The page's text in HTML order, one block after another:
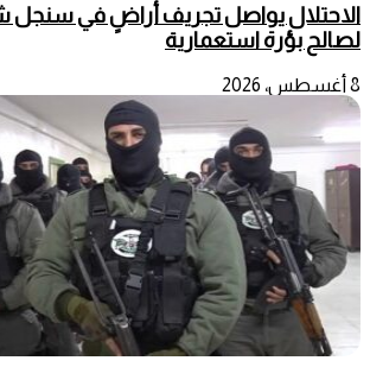
الاحتلال يواصل تجريف أراضٍ في سنجل
لصالح بؤرة استعمارية
8 أغسطس، 2026